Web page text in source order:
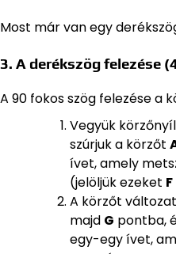
Most már van egy
3. A derékszög felezése
A 90 fokos szög felezése a
Vegyük
szúrjuk a körzőt
ívet, amely
(jelöljük ezeket F
A körzőt
majd G pontba,
egy-egy ívet,